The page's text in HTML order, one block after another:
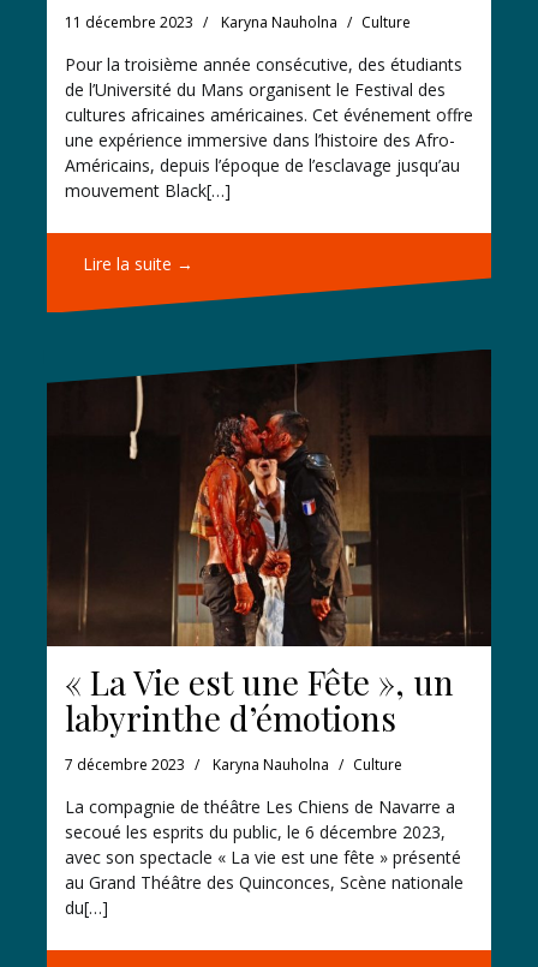
11 décembre 2023 Karyna Nauholna Culture
Pour la troisième année consécutive, des étudiants
de l’Université du Mans organisent le Festival des
cultures africaines américaines. Cet événement offre
une expérience immersive dans l’histoire des Afro-
Américains, depuis l’époque de l’esclavage jusqu’au
mouvement Black[…]
Lire la suite →
« La Vie est une Fête », un
labyrinthe d’émotions
7 décembre 2023 Karyna Nauholna Culture
La compagnie de théâtre Les Chiens de Navarre a
secoué les esprits du public, le 6 décembre 2023,
avec son spectacle « La vie est une fête » présenté
au Grand Théâtre des Quinconces, Scène nationale
du[…]